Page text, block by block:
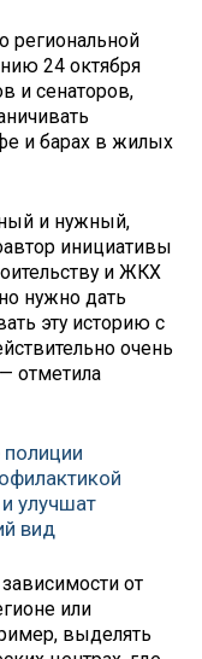
региональной
24 октября
и сенаторов,
и барах в жилых
и нужный,
инициативы
и ЖКХ
нужно дать
эту историю с
очень
отметила
улучшат
вид
от
или
выделять